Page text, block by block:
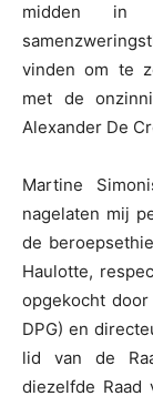
midden in
vinden om te
met de
Alexander De
Martine
nagelaten mij
de
Haulotte,
opgekocht
DPG) en
lid van de
diezelfde